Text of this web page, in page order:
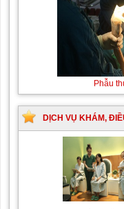
Thay máu
DỊCH VỤ KHÁM,